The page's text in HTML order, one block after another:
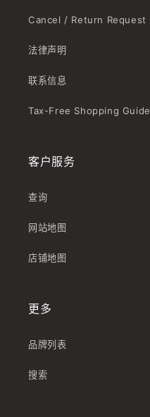
Cancel / Return Request
法律声明
联系信息
Tax-Free Shopping Guide
客户服务
查询
网站地图
店铺地图
更多
品牌列表
搜索